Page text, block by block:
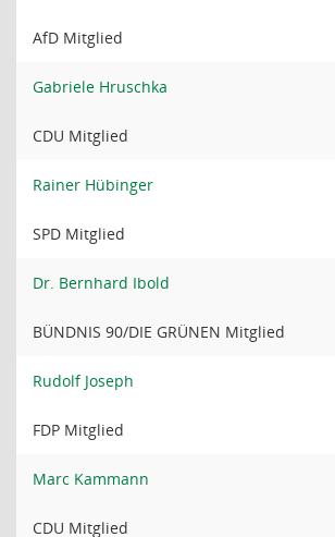
AfD Mitglied
Gabriele Hruschka
CDU Mitglied
Rainer Hübinger
SPD Mitglied
Dr. Bernhard Ibold
BÜNDNIS 90/DIE GRÜNEN Mitglied
Rudolf Joseph
FDP Mitglied
Marc Kammann
CDU Mitglied